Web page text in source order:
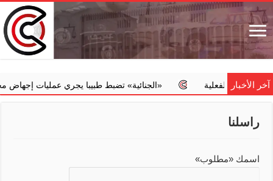
آخر الأخبار
الفعلية ‏«الجنائية» تضبط طبيبا يجري عمليات إجهاض مخالفة
راسلنا
اسمك «مطلوب»